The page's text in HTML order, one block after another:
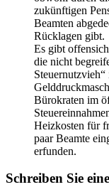
zukünftigen
Beamten
Rücklagen gibt.
Es gibt
die nicht
Bürokraten im
Heizkosten für
paar Beamte
erfunden.
Schreiben Sie